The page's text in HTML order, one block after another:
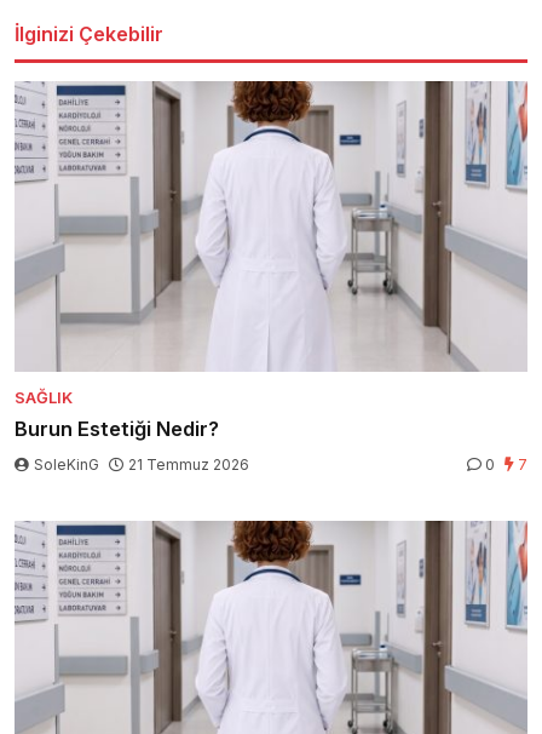
İlginizi Çekebilir
SAĞLIK
Burun Estetiği Nedir?
SoleKinG 21 Temmuz 2026 0 7